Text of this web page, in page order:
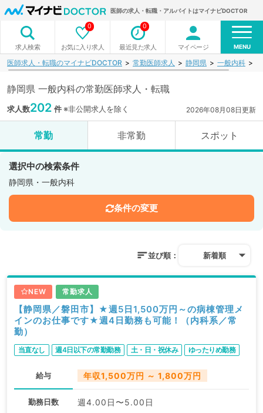
医師の求人・転職・アルバイトはマイナビDOCTOR
求人検索 お気に入り求人
0
最近見た求人
0
マイページ MENU
医師求人・転職のマイナビDOCTOR 常勤医師求人 静岡県 一般内科
静岡県 一般内科の常勤医師求人・転職
求人数202 件※非公開求人を除く 2026年08月08日更新
常勤 非常勤 スポット
選択中の検索条件
静岡県・一般内科
条件の変更
並び順： 新着順
NEW 常勤求人
【静岡県／磐田市】★週5日1,500万円～の病棟管理メ
インのお仕事です★週4日勤務も可能！（内科系／常
勤）
当直なし 週4日以下の常勤勤務 土・日・祝休み ゆったりめ勤務
給与 年収1,500万円 ～ 1,800万円
勤務日数 週4.00日〜5.00日